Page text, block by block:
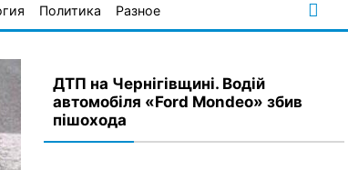
Политика Разное
ДТП на Чернігівщині. Водій
автомобіля «Ford Mondeo» збив
пішохода